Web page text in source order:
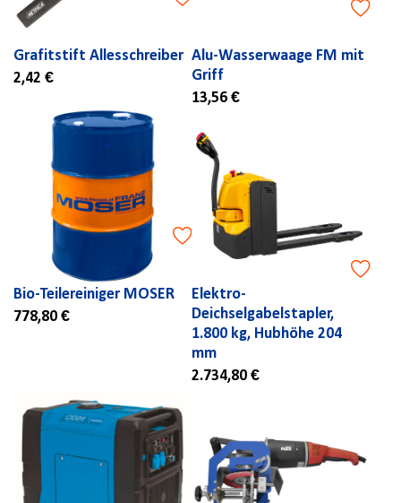
Grafitstift Allesschreiber
2,42 €
Alu-Wasserwaage FM mit
Griff
13,56 €
Bio-Teilereiniger MOSER
778,80 €
Elektro-
Deichselgabelstapler,
1.800 kg, Hubhöhe 204
mm
2.734,80 €